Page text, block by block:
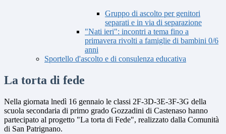
Gruppo di ascolto per genitori
separati e in via di separazione
"Nati ieri": incontri a tema fino a
primavera rivolti a famiglie di bambini 0/6
anni
Sportello d'ascolto e di consulenza educativa
La torta di fede
Nella giornata lnedì 16 gennaio le classi 2F-3D-3E-3F-3G della
scuola secondaria di primo grado Gozzadini di Castenaso hanno
partecipato al progetto "La torta di Fede", realizzato dalla Comunità
di San Patrignano.